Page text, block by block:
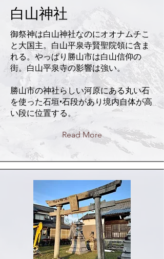
白山神社
御祭神は白山神社なのにオオナムチこ
と大国主。白山平泉寺賢聖院領に含ま
れる。やっぱり勝山市は白山信仰の
街。白山平泉寺の影響は強い。
勝山市の神社らしい河原にある丸い石
を使った石垣•石段があり境内自体が高
い段に位置する。
Read More